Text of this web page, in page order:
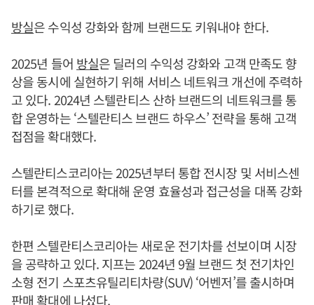
방실은 수익성 강화와 함께 브랜드도 키워내야 한다.
2025년 들어 방실은 딜러의 수익성 강화와 고객 만족도 향
상을 동시에 실현하기 위해 서비스 네트워크 개선에 주력하
고 있다. 2024년 스텔란티스 산하 브랜드의 네트워크를 통
합 운영하는 ‘스텔란티스 브랜드 하우스’ 전략을 통해 고객
접점을 확대했다.
스텔란티스코리아는 2025년부터 통합 전시장 및 서비스센
터를 본격적으로 확대해 운영 효율성과 접근성을 대폭 강화
하기로 했다.
한편 스텔란티스코리아는 새로운 전기차를 선보이며 시장
을 공략하고 있다. 지프는 2024년 9월 브랜드 첫 전기차인
소형 전기 스포츠유틸리티차량(SUV) ‘어벤저’를 출시하며
판매 확대에 나섰다.